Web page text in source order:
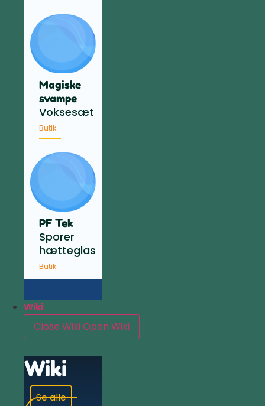
Magiske
svampe
Voksesæt
Butik
PF Tek
Sporer
hætteglas
Butik
Wiki
Close WikiOpen Wiki
Wiki
Se alle